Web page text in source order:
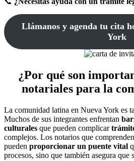
Llámanos y agenda tu cita
York
¿Por qué son
notariales para la
La comunidad latina en Nueva York es
Muchos de sus integrantes enfrentan
culturales que pueden complicar
complejos. Los notarios que
pueden proporcionar un puente vital
procesos, sino que también asegura